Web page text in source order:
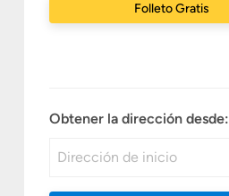
Folleto Gratis
Obtener la dirección desde: